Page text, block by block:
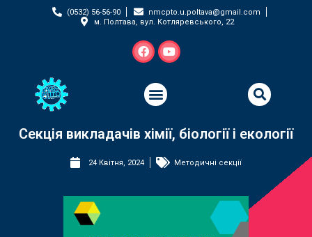
(0532) 56-56-90
nmcpto.u.poltava@gmail.com
м. Полтава, вул. Котляревського, 22
Секція викладачів хімії, біології і екології
24 Квітня, 2024 Методичні секції